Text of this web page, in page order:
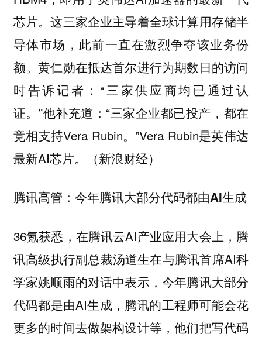
芯片。这三家企业主导着全球计算用存储半
导体市场，此前一直在激烈争夺该业务份
额。黄仁勋在抵达首尔进行为期数日的访问
时告诉记者：“三家供应商均已通过认
证。”他补充道：“三家企业都已投产，都在
竞相支持Vera Rubin。”Vera Rubin是英伟达
最新AI芯片。（新浪财经）
腾讯高管：今年腾讯大部分代码都由AI生成
36氪获悉，在腾讯云AI产业应用大会上，腾
讯高级执行副总裁汤道生在与腾讯首席AI科
学家姚顺雨的对话中表示，今年腾讯大部分
代码都是由AI生成，腾讯的工程师可能会花
更多的时间去做架构设计等，他们把写代码